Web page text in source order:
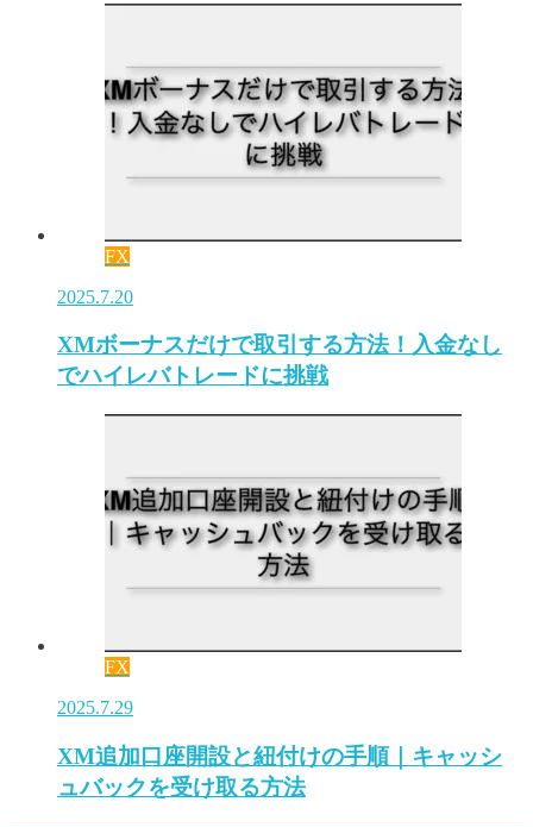
FX
2025.7.20
XMボーナスだけで取引する方法！入金なし
でハイレバトレードに挑戦
FX
2025.7.29
XM追加口座開設と紐付けの手順｜キャッシ
ュバックを受け取る方法